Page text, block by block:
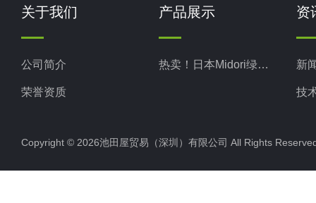
关于我们
公司简介
荣誉资质
产品展示
热卖！日本Midori绿安全
资
新
技
Copyright © 2026池田屋贸易（深圳）有限公司 All Rights